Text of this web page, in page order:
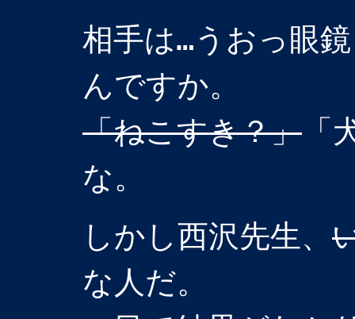
相手は…うおっ眼
んですか。
「ねこすき？」
な。
しかし西沢先生、
な人だ。